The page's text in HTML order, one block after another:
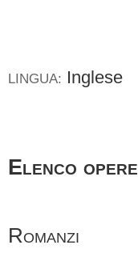
LINGUA: Inglese
Elenco opere
Romanzi